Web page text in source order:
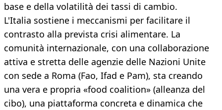
base e della volatilità dei tassi di cambio.
L'Italia sostiene i meccanismi per facilitare il
contrasto alla prevista crisi alimentare. La
comunità internazionale, con una collaborazione
attiva e stretta delle agenzie delle Nazioni Unite
con sede a Roma (Fao, Ifad e Pam), sta creando
una vera e propria «food coalition» (alleanza del
cibo), una piattaforma concreta e dinamica che